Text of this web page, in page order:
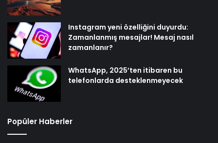
Instagram yeni özelliğini duyurdu:
Zamanlanmış mesajlar! Mesaj nasıl
zamanlanır?
WhatsApp, 2025’ten itibaren bu
telefonlarda desteklenmeyecek
Popüler Haberler